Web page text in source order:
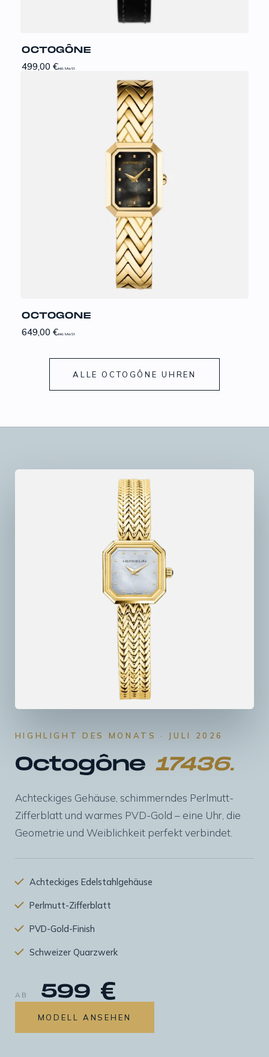
OCTOGÔNE
499,00€inkl. MwSt
OCTOGONE
649,00€inkl. MwSt
ALLE OCTOGÔNE UHREN
HIGHLIGHT DES MONATS · JULI 2026
Octogône 17436.
Achteckiges Gehäuse, schimmerndes Perlmutt-
Zifferblatt und warmes PVD-Gold – eine Uhr, die
Geometrie und Weiblichkeit perfekt verbindet.
Achteckiges Edelstahlgehäuse
Perlmutt-Zifferblatt
PVD-Gold-Finish
Schweizer Quarzwerk
AB 599 €
MODELL ANSEHEN